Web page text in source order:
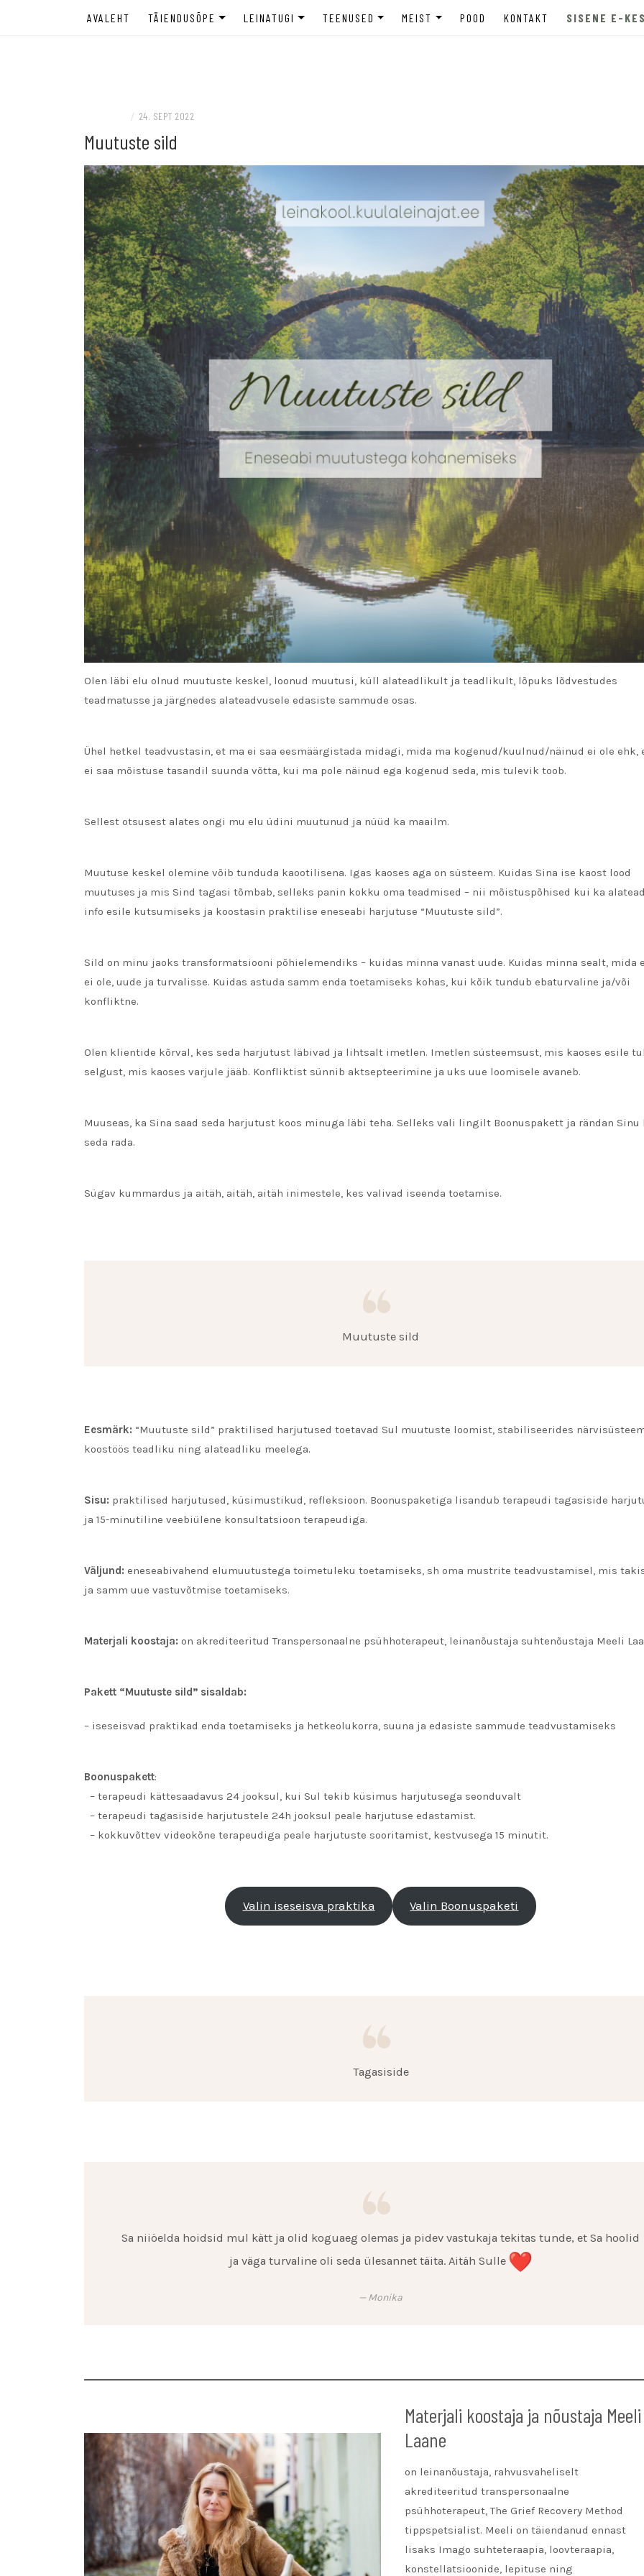
AVALEHT TÄIENDUSÕPE LEINATUGI
BLOGI
LEINAKOHVIK
TEENUSED MEIST
ÕPPEKORRALDUS
POOD KONTAKT SISENE E-
/ 24. SEPT 2022
Muutuste sild
Olen läbi elu olnud muutuste keskel, loonud muutusi, küll alateadlikult ja teadlikult, lõpuks lõdvestudes
teadmatusse ja järgnedes alateadvusele edasiste sammude osas.
Ühel hetkel teadvustasin, et ma ei saa eesmäärgistada midagi, mida ma kogenud/kuulnud/näinud ei ole ehk,
ei saa mõistuse tasandil suunda võtta, kui ma pole näinud ega kogenud seda, mis tulevik toob.
Sellest otsusest alates ongi mu elu üdini muutunud ja nüüd ka maailm.
Muutuse keskel olemine võib tunduda kaootilisena. Igas kaoses aga on süsteem. Kuidas Sina ise kaost lood
muutuses ja mis Sind tagasi tõmbab, selleks panin kokku oma teadmised – nii mõistuspõhised kui ka
info esile kutsumiseks ja koostasin praktilise eneseabi harjutuse “Muutuste sild”.
Sild on minu jaoks transformatsiooni põhielemendiks – kuidas minna vanast uude. Kuidas minna sealt, mida
ei ole, uude ja turvalisse. Kuidas astuda samm enda toetamiseks kohas, kui kõik tundub ebaturvaline ja/või
konfliktne.
Olen klientide kõrval, kes seda harjutust läbivad ja lihtsalt imetlen. Imetlen süsteemsust, mis kaoses esile
selgust, mis kaoses varjule jääb. Konfliktist sünnib aktsepteerimine ja uks uue loomisele avaneb.
Muuseas, ka Sina saad seda harjutust koos minuga läbi teha. Selleks vali lingilt Boonuspakett ja rändan Sinu
seda rada.
Sügav kummardus ja aitäh, aitäh, aitäh inimestele, kes valivad iseenda toetamise.
Muutuste sild
Eesmärk: “Muutuste sild” praktilised harjutused toetavad Sul muutuste loomist, stabiliseerides
koostöös teadliku ning alateadliku meelega.
Sisu: praktilised harjutused, küsimustikud, refleksioon. Boonuspaketiga lisandub terapeudi tagasiside
ja 15-minutiline veebiülene konsultatsioon terapeudiga.
Väljund: eneseabivahend elumuutustega toimetuleku toetamiseks, sh oma mustrite teadvustamisel, mis
ja samm uue vastuvõtmise toetamiseks.
Materjali koostaja: on akrediteeritud Transpersonaalne psühhoterapeut, leinanõustaja suhtenõustaja Meeli
Pakett “Muutuste sild” sisaldab:
– iseseisvad praktikad enda toetamiseks ja hetkeolukorra, suuna ja edasiste sammude teadvustamiseks
Boonuspakett:
– terapeudi kättesaadavus 24 jooksul, kui Sul tekib küsimus harjutusega seonduvalt
– terapeudi tagasiside harjutustele 24h jooksul peale harjutuse edastamist.
– kokkuvõttev videokõne terapeudiga peale harjutuste sooritamist, kestvusega 15 minutit.
Valin iseseisva praktika Valin Boonuspaketi
Tagasiside
Sa niiöelda hoidsid mul kätt ja olid koguaeg olemas ja pidev vastukaja tekitas tunde, et Sa hoolid
ja väga turvaline oli seda ülesannet täita. Aitäh Sulle
Monika
Materjali koostaja ja nõustaja Meeli
Laane
on leinanõustaja, rahvusvaheliselt
akrediteeritud transpersonaalne
psühhoterapeut, The Grief Recovery Method
tippspetsialist. Meeli on täiendanud ennast
lisaks Imago suhteteraapia, loovteraapia,
konstellatsioonide, lepituse ning